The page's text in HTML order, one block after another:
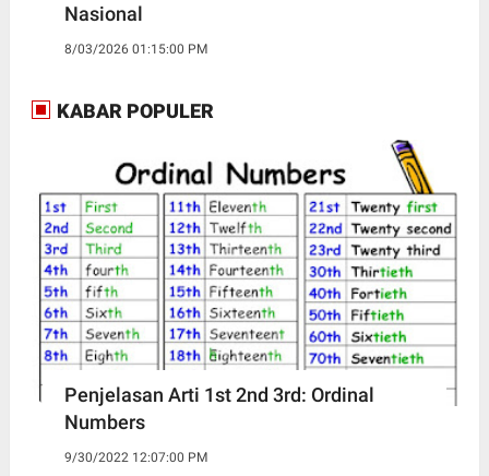
Nasional
8/03/2026 01:15:00 PM
KABAR POPULER
Penjelasan Arti 1st 2nd 3rd: Ordinal
Numbers
9/30/2022 12:07:00 PM